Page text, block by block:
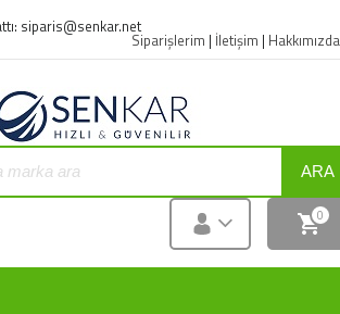
siparis@senkar.net
Siparişlerim | İletişim | Hakkımızda
ARA
0